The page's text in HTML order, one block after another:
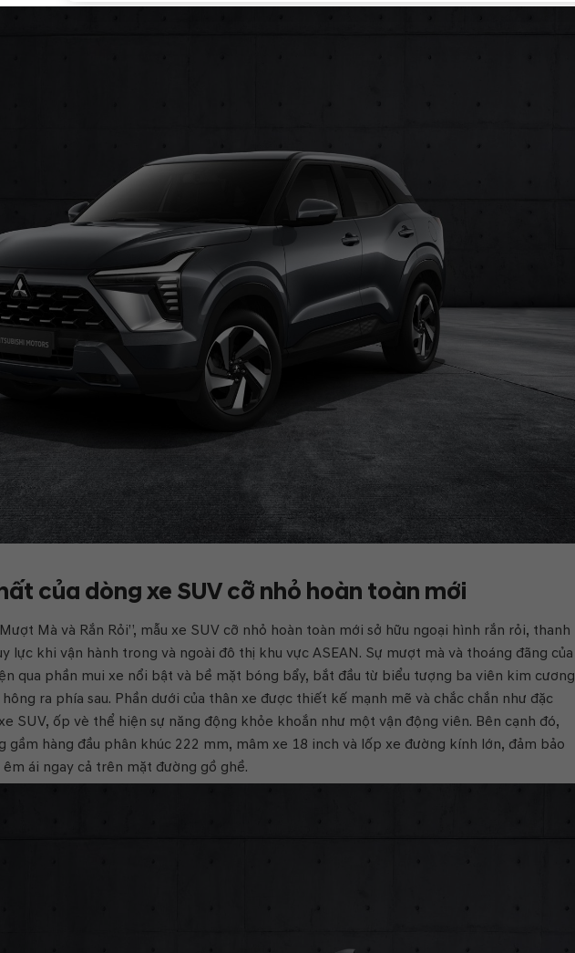
của dòng xe SUV cỡ nhỏ hoàn toàn mới
Mà và Rắn Rỏi”, mẫu xe SUV cỡ nhỏ hoàn toàn mới sở hữu ngoại hình rắn rỏi, thanh
lực khi vận hành trong và ngoài đô thị khu vực ASEAN. Sự mượt mà và thoáng đãng của
qua phần mui xe nổi bật và bề mặt bóng bẩy, bắt đầu từ biểu tượng ba viên kim cương
ra phía sau. Phần dưới của thân xe được thiết kế mạnh mẽ và chắc chắn như đặc
SUV, ốp vè thể hiện sự năng động khỏe khoắn như một vận động viên. Bên cạnh đó,
gầm hàng đầu phân khúc 222 mm, mâm xe 18 inch và lốp xe đường kính lớn, đảm bảo
ái ngay cả trên mặt đường gồ ghề.